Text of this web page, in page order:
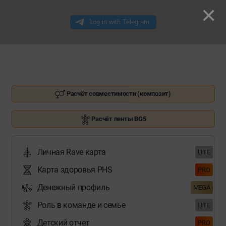
Расчёт совместимости (композит)
Расчёт пенты BG5
Личная Rave карта LITE
Карта здоровья PHS PRO
Денежный профиль MEGA
Роль в команде и семье LITE
Детский отчет PRO
×